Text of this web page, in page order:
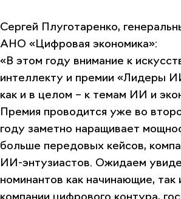
Сергей Плуготаренко,
АНО «Цифровая экономика»:
«В этом году внимание к
интеллекту и премии «Лидеры
как и в целом – к темам ИИ и
Премия проводится уже во
году заметно наращивает
больше передовых кейсов,
ИИ-энтузиастов. Ожидаем
номинантов как начинающие, так
компании цифрового контура,